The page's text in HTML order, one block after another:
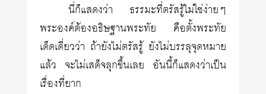
นี่ก็แสดงว่า ธรรมะที่ตรัสรู้ไม่ใช่ง่ายๆ
พระองค์ต้องอธิษฐานพระทัย คือตั้งพระทัย
เด็ดเดี่ยวว่า ถ้ายังไม่ตรัสรู้ ยังไม่บรรลุจุดหมาย
แล้ว จะไม่เสด็จลุกขึ้นเลย อันนี้ก็แสดงว่าเป็น
เรื่องที่ยาก